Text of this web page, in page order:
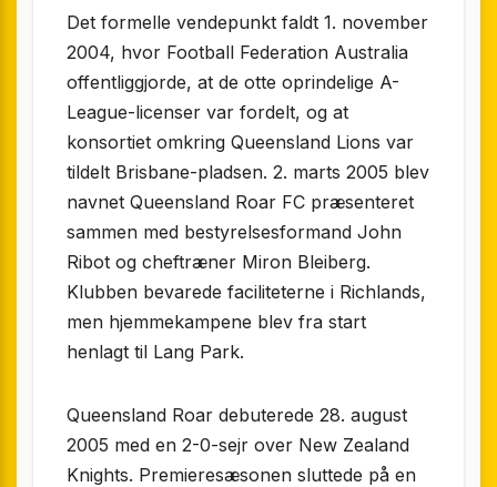
Det formelle vendepunkt faldt 1. november
2004, hvor Football Federation Australia
offentliggjorde, at de otte oprindelige A-
League-licenser var fordelt, og at
konsortiet omkring Queensland Lions var
tildelt Brisbane-pladsen. 2. marts 2005 blev
navnet Queensland Roar FC præsenteret
sammen med bestyrelsesformand John
Ribot og cheftræner Miron Bleiberg.
Klubben bevarede faciliteterne i Richlands,
men hjemmekampene blev fra start
henlagt til Lang Park.
Queensland Roar debuterede 28. august
2005 med en 2-0-sejr over New Zealand
Knights. Premieresæsonen sluttede på en